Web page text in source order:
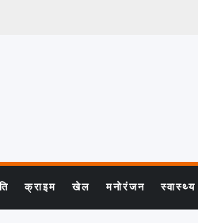
क्राइम खेल मनोरंजन स्वास्थ्य